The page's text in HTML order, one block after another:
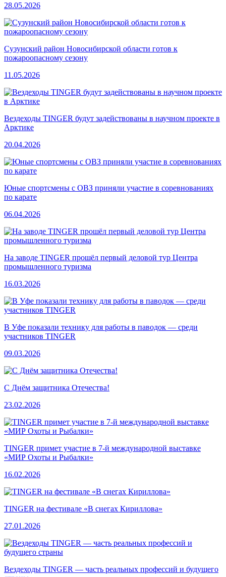
28.05.2026
Сузунский район Новосибирской области готов к
пожароопасному сезону
11.05.2026
Вездеходы TINGER будут задействованы в научном проекте в
Арктике
20.04.2026
Юные спортсмены с ОВЗ приняли участие в соревнованиях
по карате
06.04.2026
На заводе TINGER прошёл первый деловой тур Центра
промышленного туризма
16.03.2026
В Уфе показали технику для работы в паводок — среди
участников TINGER
09.03.2026
С Днём защитника Отечества!
23.02.2026
TINGER примет участие в 7-й международной выставке
«МИР Охоты и Рыбалки»
16.02.2026
TINGER на фестивале «В снегах Кириллова»
27.01.2026
Вездеходы TINGER — часть реальных профессий и будущего